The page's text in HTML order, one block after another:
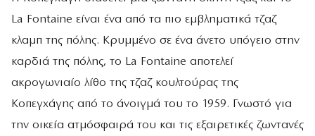
La Fontaine είναι ένα από τα πιο εμβληματικά τζαζ
κλαμπ της πόλης. Κρυμμένο σε ένα άνετο υπόγειο στην
καρδιά της πόλης, το La Fontaine αποτελεί
ακρογωνιαίο λίθο της τζαζ κουλτούρας της
Κοπεγχάγης από το άνοιγμά του το 1959. Γνωστό για
την οικεία ατμόσφαιρά του και τις εξαιρετικές ζωντανές